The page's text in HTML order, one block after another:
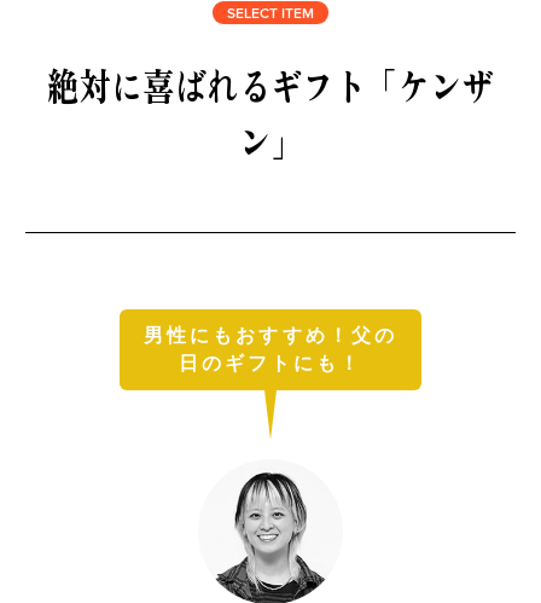
SELECT ITEM
絶対に喜ばれるギフト「ケンザ
ン」
男性にもおすすめ！父の
日のギフトにも！
PICK UP